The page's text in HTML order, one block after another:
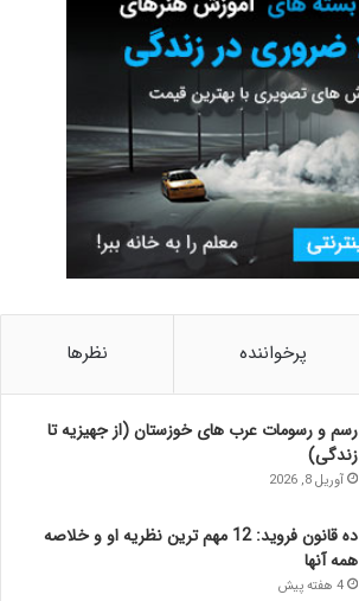
پرخواننده نظرها
رسم و رسومات عرب های خوزستان (از جهیزیه تا
زندگی)
آوریل 8, 2026
ده قانون فروید: 12 مهم ترین نظریه او و خلاصه
همه آنها
4 هفته پیش